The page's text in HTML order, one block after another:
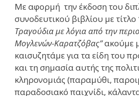
Με αφορμή την έκδοση του
συνοδευτικού βιβλίου με τίτλο
Τραγούδια με λόγια από την
Μογλενών-Καρατζόβας”ακούμε
καισυζητάμε για τα είδη του
και τη σημασία αυτής της
κληρονομιάς (παραμύθι,
παραδοσιακό παιχνίδι,